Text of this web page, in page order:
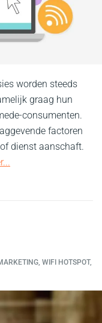
worden steeds
graag hun
consumenten.
factoren
dienst aanschaft.
WIFI HOTSPOT,